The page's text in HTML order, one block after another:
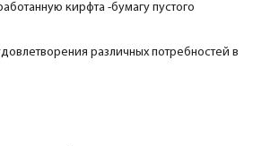
кирфта -бумагу пустого
различных потребностей в